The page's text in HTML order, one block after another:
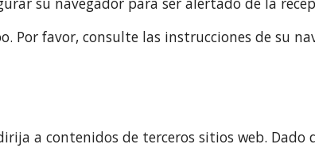
Por favor, consulte las instrucciones de su
a contenidos de terceros sitios web. Dado